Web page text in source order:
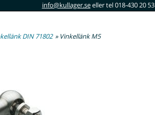
info@kullager.seeller tel 018-430 20 53
DIN 71802 » Vinkellänk M5